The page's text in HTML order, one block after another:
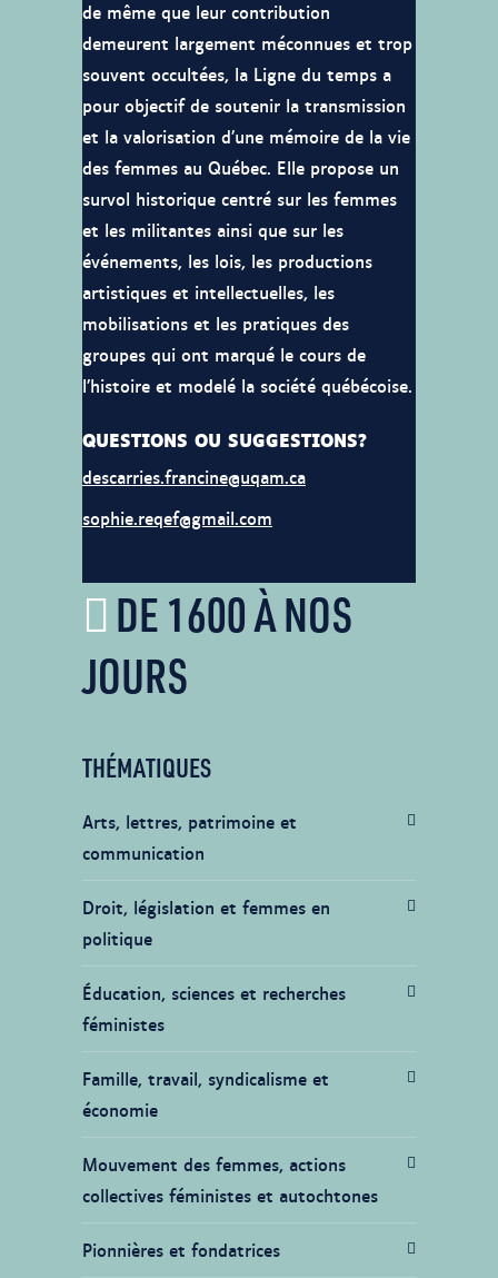
de même que leur contribution
demeurent largement méconnues et trop
souvent occultées, la Ligne du temps a
pour objectif de soutenir la transmission
et la valorisation d’une mémoire de la vie
des femmes au Québec. Elle propose un
survol historique centré sur les femmes
et les militantes ainsi que sur les
événements, les lois, les productions
artistiques et intellectuelles, les
mobilisations et les pratiques des
groupes qui ont marqué le cours de
l’histoire et modelé la société québécoise.
QUESTIONS OU SUGGESTIONS?
descarries.francine@uqam.ca
sophie.reqef@gmail.com
DE 1600 À NOS
JOURS
THÉMATIQUES
Arts, lettres, patrimoine et
communication
Droit, législation et femmes en
politique
Éducation, sciences et recherches
féministes
Famille, travail, syndicalisme et
économie
Mouvement des femmes, actions
collectives féministes et autochtones
Pionnières et fondatrices